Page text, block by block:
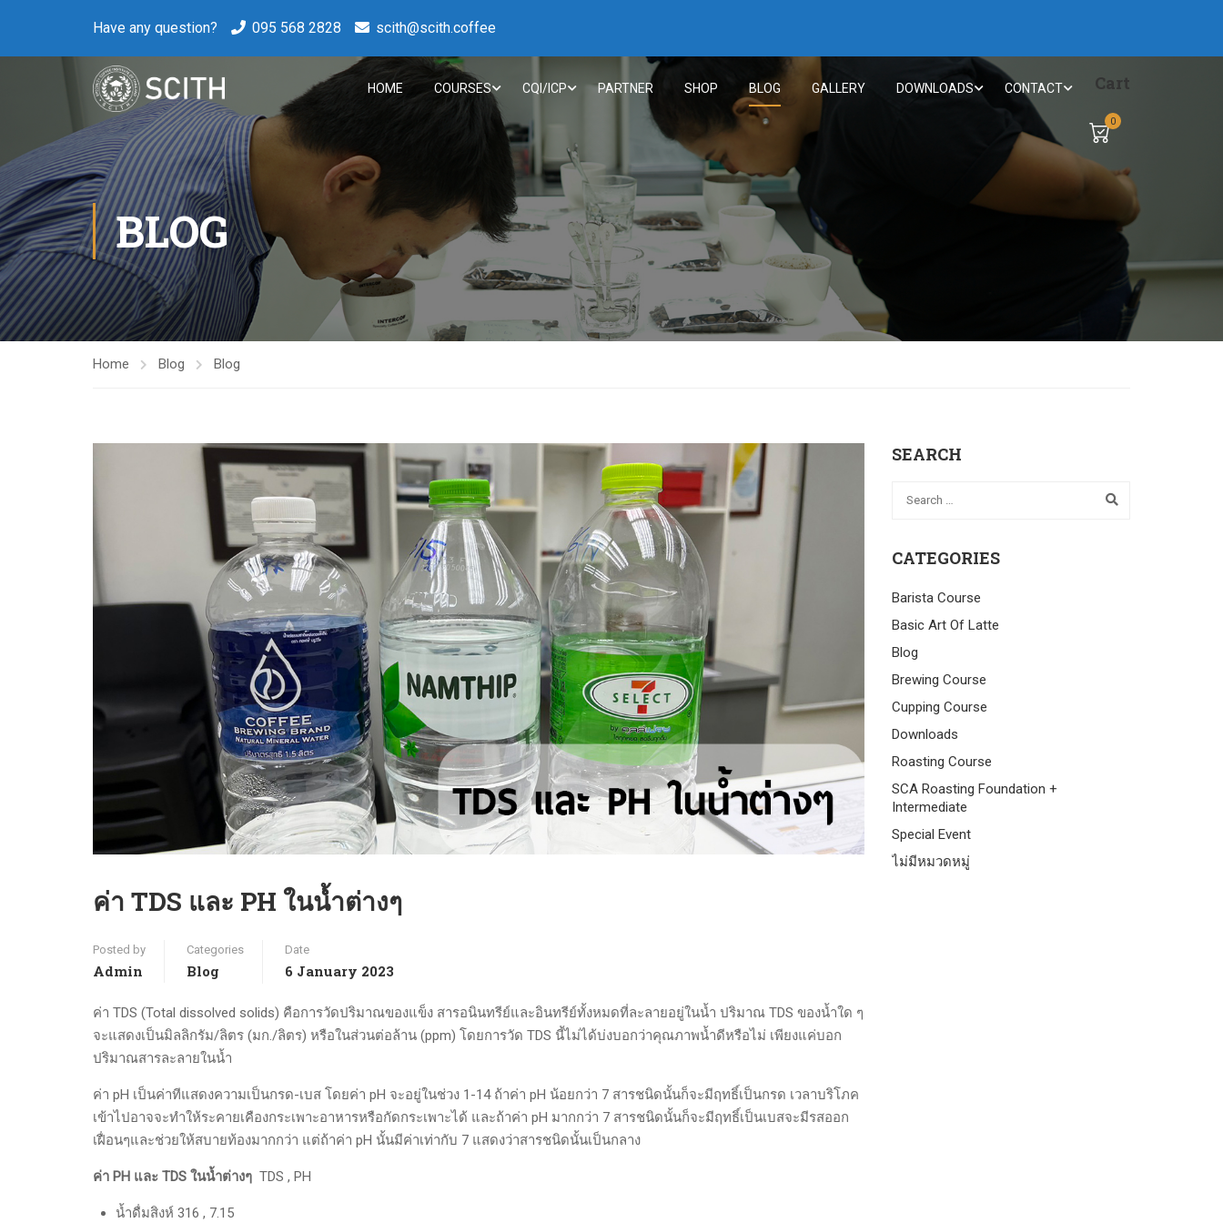
Have any question? 095 568 2828 scith@scith.coffee
HOME COURSES CQI/ICP PARTNER SHOP BLOG GALLERY DOWNLOADS CONTACT Cart
0
BLOG
Home Blog Blog
ค่า TDS และ PH ในน้ำต่างๆ
Posted by
Admin
Categories
Blog
Date
6 January 2023
ค่า TDS (Total dissolved solids) คือการวัดปริมาณของแข็ง สารอนินทรีย์และอินทรีย์ทั้งหมดที่ละลายอยู่ในน้ำ ปริมาณ TDS ของน้ำใด ๆ
จะแสดงเป็นมิลลิกรัม/ลิตร (มก./ลิตร) หรือในส่วนต่อล้าน (ppm) โดยการวัด TDS นี้ไม่ได้บ่งบอกว่าคุณภาพน้ำดีหรือไม่ เพียงแค่บอก
ปริมาณสารละลายในน้ำ
ค่า pH เป็นค่าทีแสดงความเป็นกรด-เบส โดยค่า pH จะอยู่ในช่วง 1-14 ถ้าค่า pH น้อยกว่า 7 สารชนิดนั้นก็จะมีฤทธิ์เป็นกรด เวลาบริโภค
เข้าไปอาจจะทำให้ระคายเคืองกระเพาะอาหารหรือกัดกระเพาะได้ และถ้าค่า pH มากกว่า 7 สารชนิดนั้นก็จะมีฤทธิ์เป็นเบสจะมีรสออก
เฝื่อนๆและช่วยให้สบายท้องมากกว่า แต่ถ้าค่า pH นั้นมีค่าเท่ากับ 7 แสดงว่าสารชนิดนั้นเป็นกลาง
ค่า PH และ TDS ในน้ำต่างๆ TDS , PH
น้ำดื่มสิงห์ 316 , 7.15
SEARCH
CATEGORIES
Barista Course
Basic Art Of Latte
Blog
Brewing Course
Cupping Course
Downloads
Roasting Course
SCA Roasting Foundation +
Intermediate
Special Event
ไม่มีหมวดหมู่